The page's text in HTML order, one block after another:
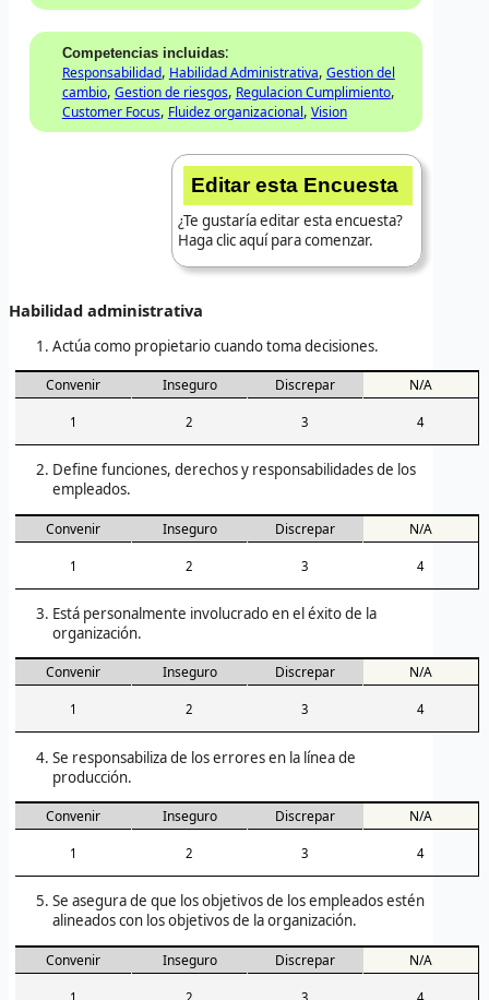
Competencias incluidas:
Responsabilidad, Habilidad Administrativa, Gestion del
cambio, Gestion de riesgos, Regulacion Cumplimiento,
Customer Focus, Fluidez organizacional, Vision
Editar esta Encuesta
¿Te gustaría editar esta encuesta?
Haga clic aquí para comenzar.
Habilidad administrativa
Actúa como propietario cuando toma decisiones.
Convenir Inseguro Discrepar N/A
1 2 3 4
Define funciones, derechos y responsabilidades de los
empleados.
Convenir Inseguro Discrepar N/A
1 2 3 4
Está personalmente involucrado en el éxito de la
organización.
Convenir Inseguro Discrepar N/A
1 2 3 4
Se responsabiliza de los errores en la línea de
producción.
Convenir Inseguro Discrepar N/A
1 2 3 4
Se asegura de que los objetivos de los empleados estén
alineados con los objetivos de la organización.
Convenir Inseguro Discrepar N/A